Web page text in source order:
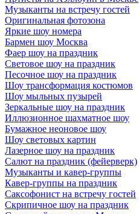
Музыканты на встречу гостей
Оригинальная фотозона
Яркие шоу номера
Бармен шоу Москва
Фаер шоу на праздник
Световое шоу на праздник
Песочное шоу на праздник
Шоу трансформация костюмов
Шоу мыльных пузырей
Зеркальные шоу на праздник
Иллюзионное шахматное шоу
Бумажное неоновое шоу
Шоу световых картин
Лазерное шоу на праздник
Салют на праздник (фейерверк)
Музыканты и кавер-группы
Кавер-группы на праздник
Саксофонист на встречу гостей
Скрипичное шоу на праздник